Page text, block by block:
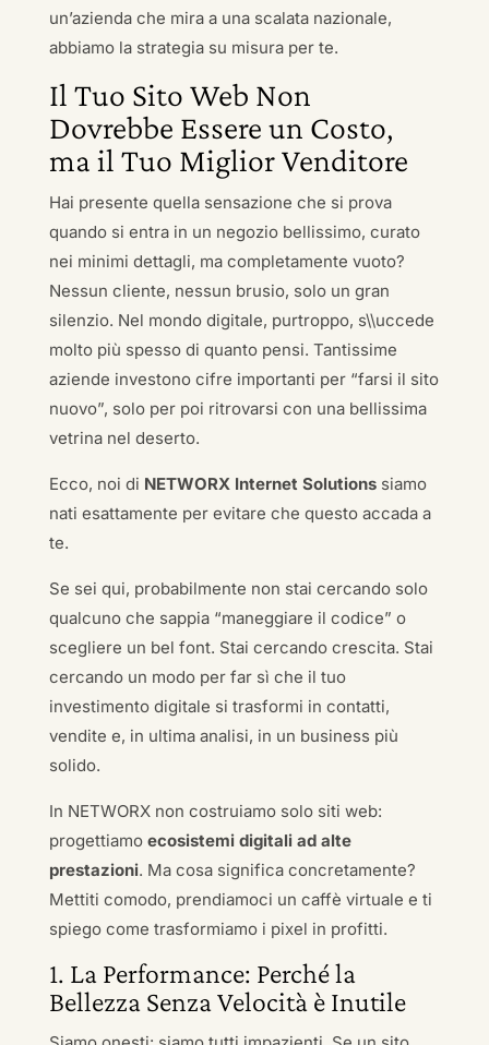
un’azienda che mira a una scalata nazionale,
abbiamo la strategia su misura per te.
Il Tuo Sito Web Non
Dovrebbe Essere un Costo,
ma il Tuo Miglior Venditore
Hai presente quella sensazione che si prova
quando si entra in un negozio bellissimo, curato
nei minimi dettagli, ma completamente vuoto?
Nessun cliente, nessun brusio, solo un gran
silenzio. Nel mondo digitale, purtroppo, s\\uccede
molto più spesso di quanto pensi. Tantissime
aziende investono cifre importanti per “farsi il sito
nuovo”, solo per poi ritrovarsi con una bellissima
vetrina nel deserto.
Ecco, noi di NETWORX Internet Solutionssiamo
nati esattamente per evitare che questo accada a
te.
Se sei qui, probabilmente non stai cercando solo
qualcuno che sappia “maneggiare il codice” o
scegliere un bel font. Stai cercando crescita. Stai
cercando un modo per far sì che il tuo
investimento digitale si trasformi in contatti,
vendite e, in ultima analisi, in un business più
solido.
In NETWORX non costruiamo solo siti web:
progettiamo ecosistemi digitali ad alte
prestazioni. Ma cosa significa concretamente?
Mettiti comodo, prendiamoci un caffè virtuale e ti
spiego come trasformiamo i pixel in profitti.
1. La Performance: Perché la
Bellezza Senza Velocità è Inutile